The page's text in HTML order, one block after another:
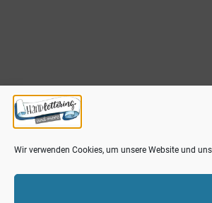
Wir verwenden Cookies, um unsere Website und